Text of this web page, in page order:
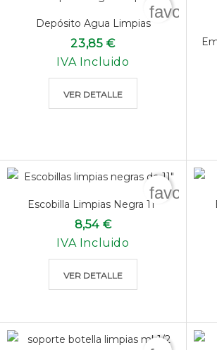
Depósito Agua Limpias
23,85 €
IVA Incluido
VER DETALLE
Escobilla Limpias Negra 11"
8,54 €
IVA Incluido
VER DETALLE